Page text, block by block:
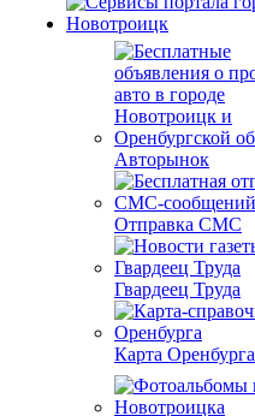
Авторынок
Отправка СМС
Гвардеец Труда
Карта Оренбурга